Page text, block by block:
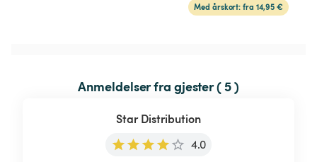
Med årskort: fra 14,95 €
Anmeldelser fra gjester ( 5 )
Star Distribution
4.0